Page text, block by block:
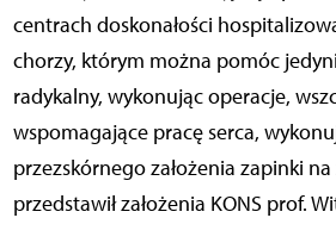
centrach doskonałości
chorzy, którym można pomóc
radykalny, wykonując operacje,
wspomagające pracę serca,
przezskórnego założenia zapinki
przedstawił założenia KONS prof.